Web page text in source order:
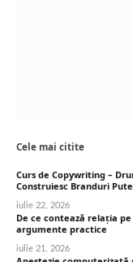
Cele mai citite
Curs de Copywriting –
Construiesc Branduri
iulie 22, 2026
De ce contează relația
argumente practice
iulie 21, 2026